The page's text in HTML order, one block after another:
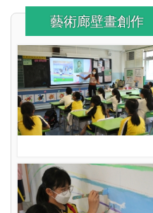
藝術廊壁畫創作